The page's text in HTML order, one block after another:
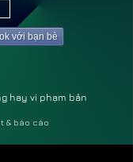
với bạn bè
hay vi phạm bản
& báo cáo